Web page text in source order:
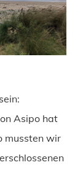
Asipo hat
mussten wir